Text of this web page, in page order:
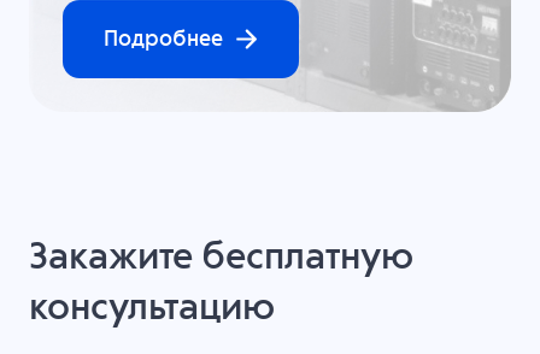
Подробнее
Закажите бесплатную
консультацию